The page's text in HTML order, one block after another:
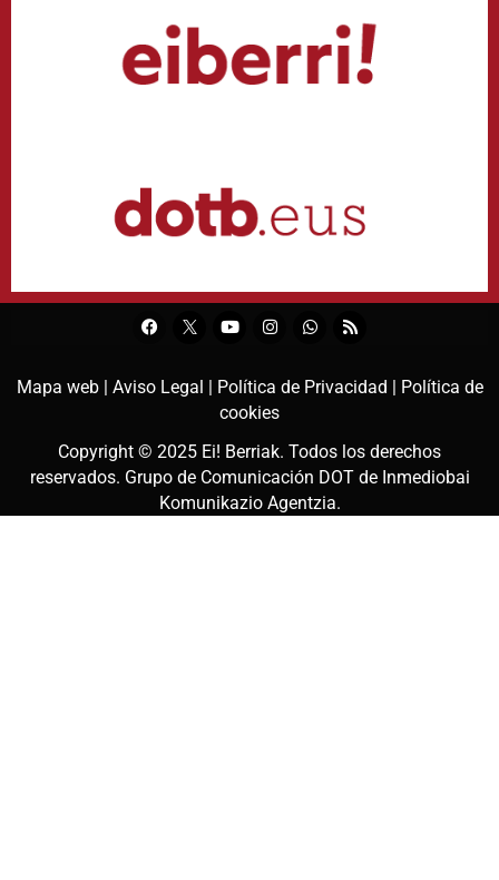
Mapa web | Aviso Legal | Política de Privacidad | Política de
cookies
Copyright © 2025 Ei! Berriak. Todos los derechos
reservados. Grupo de Comunicación DOT de Inmediobai
Komunikazio Agentzia.